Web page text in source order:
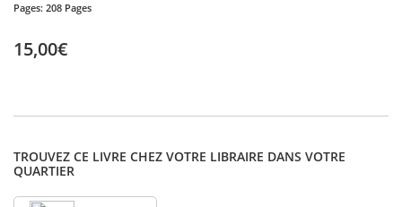
Pages: 208 Pages
15,00€
TROUVEZ CE LIVRE CHEZ VOTRE LIBRAIRE DANS VOTRE
QUARTIER